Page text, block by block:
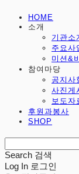
HOME
소개
기관소
주요사
미션&
참여마당
공지사
사진게
보도자
후원과봉사
SHOP
Search 검색
Log In 로그인